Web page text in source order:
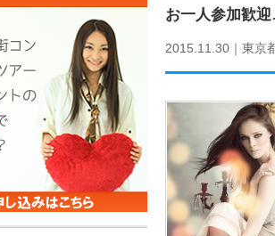
お一人参加歓
2015.11.30｜ 東京